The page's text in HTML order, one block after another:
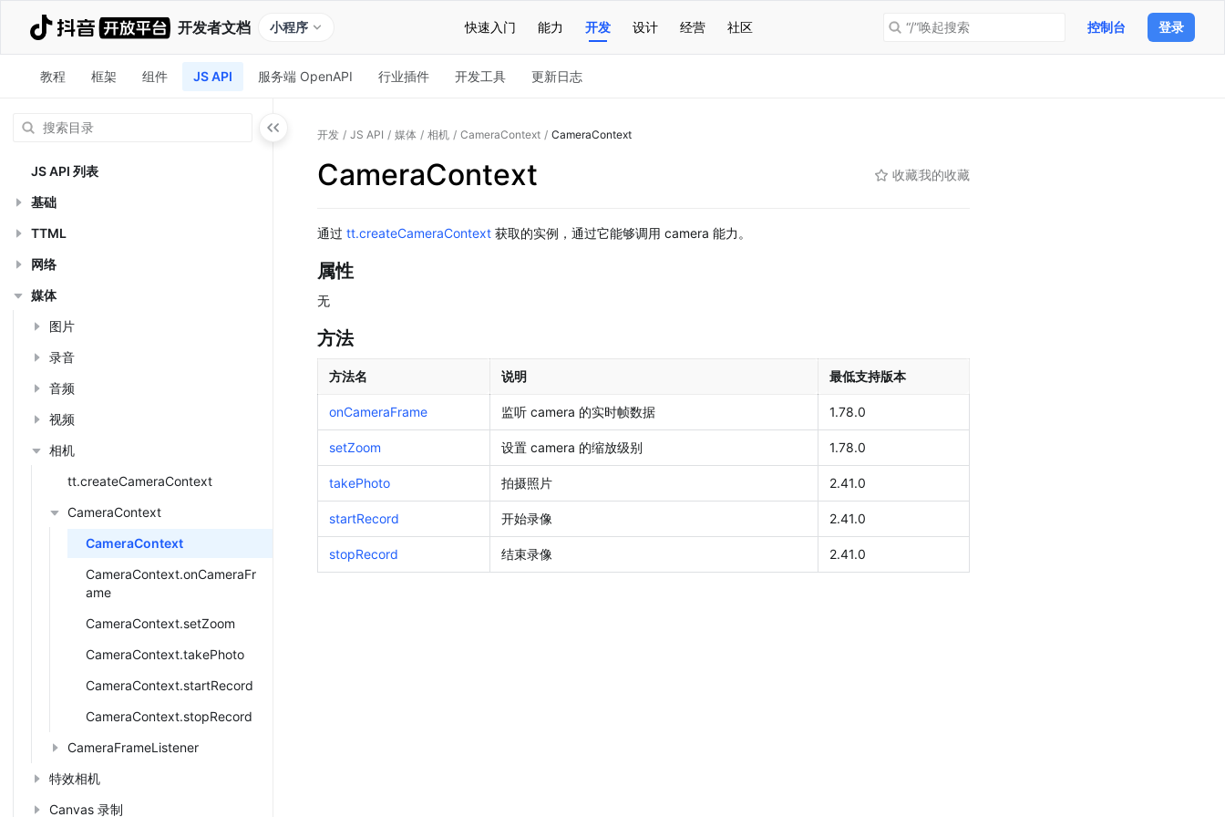
开发者文档 小程序 快速入门 能力 开发 设计 经营 社区 “/”唤起搜索 控制台 登录
教程 框架 组件 JS API 服务端 OpenAPI 行业插件 开发工具 更新日志
JS API 列表
基础
TTML
网络
媒体
图片
录音
音频
视频
相机
tt.createCameraContext
CameraContext
CameraContext
CameraContext.onCameraFr
ame
CameraContext.setZoom
CameraContext.takePhoto
CameraContext.startRecord
CameraContext.stopRecord
CameraFrameListener
特效相机
Canvas 录制
开发 / JS API / 媒体 / 相机 / CameraContext / CameraContext
CameraContext 收藏我的收藏
通过 tt.createCameraContext 获取的实例，通过它能够调用 camera 能力。
属性
无
方法
方法名 说明 最低支持版本
onCameraFrame 监听 camera 的实时帧数据 1.78.0
setZoom 设置 camera 的缩放级别 1.78.0
takePhoto 拍摄照片 2.41.0
startRecord 开始录像 2.41.0
stopRecord 结束录像 2.41.0